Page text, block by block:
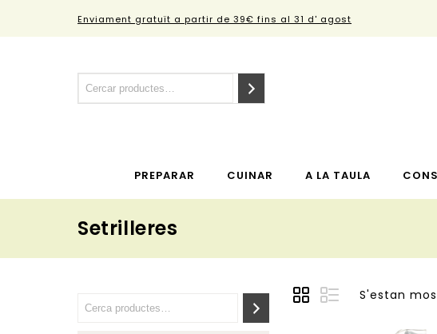
Enviament gratuït a partir de 39€ fins al 31 d' agost
PREPARAR CUINAR A LA TAULA
Setrilleres
S'estan